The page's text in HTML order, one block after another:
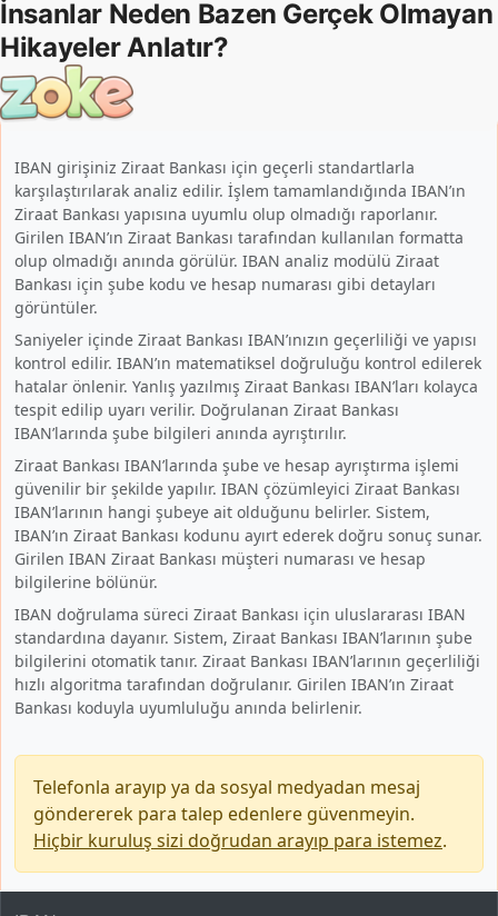
IBAN girişiniz Ziraat Bankası için geçerli standartlarla
karşılaştırılarak analiz edilir. İşlem tamamlandığında IBAN’ın
Ziraat Bankası yapısına uyumlu olup olmadığı raporlanır.
Girilen IBAN’ın Ziraat Bankası tarafından kullanılan formatta
olup olmadığı anında görülür. IBAN analiz modülü Ziraat
Bankası için şube kodu ve hesap numarası gibi detayları
görüntüler.
Saniyeler içinde Ziraat Bankası IBAN’ınızın geçerliliği ve yapısı
kontrol edilir. IBAN’ın matematiksel doğruluğu kontrol edilerek
hatalar önlenir. Yanlış yazılmış Ziraat Bankası IBAN’ları kolayca
tespit edilip uyarı verilir. Doğrulanan Ziraat Bankası
IBAN’larında şube bilgileri anında ayrıştırılır.
Ziraat Bankası IBAN’larında şube ve hesap ayrıştırma işlemi
güvenilir bir şekilde yapılır. IBAN çözümleyici Ziraat Bankası
IBAN’larının hangi şubeye ait olduğunu belirler. Sistem,
IBAN’ın Ziraat Bankası kodunu ayırt ederek doğru sonuç sunar.
Girilen IBAN Ziraat Bankası müşteri numarası ve hesap
bilgilerine bölünür.
IBAN doğrulama süreci Ziraat Bankası için uluslararası IBAN
standardına dayanır. Sistem, Ziraat Bankası IBAN’larının şube
bilgilerini otomatik tanır. Ziraat Bankası IBAN’larının geçerliliği
hızlı algoritma tarafından doğrulanır. Girilen IBAN’ın Ziraat
Bankası koduyla uyumluluğu anında belirlenir.
Telefonla arayıp ya da sosyal medyadan mesaj
göndererek para talep edenlere güvenmeyin.
Hiçbir kuruluş sizi doğrudan arayıp para istemez.